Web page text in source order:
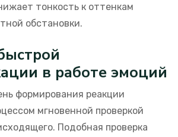
тонкость к оттенкам
обстановки.
в работе эмоций
формирования реакции
мгновенной проверкой
Подобная проверка